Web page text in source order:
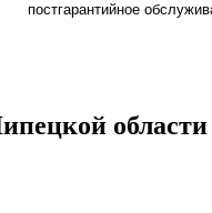
постгарантийное
области